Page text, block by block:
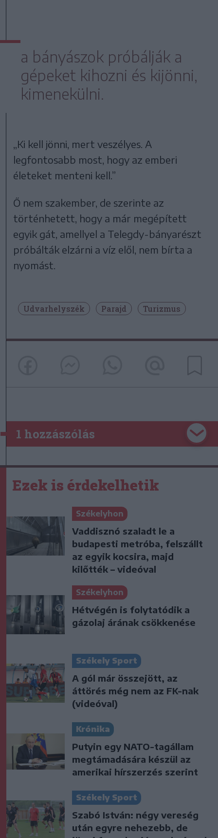
a bányászok próbálják a
gépeket kihozni és kijönni,
kimenekülni.
„Ki kell jönni, mert veszélyes. A
legfontosabb most, hogy az emberi
életeket menteni kell.”
Ő nem szakember, de szerinte az
történhetett, hogy a már megépített
egyik gát, amellyel a Telegdy-bányarészt
próbálták elzárni a víz elől, nem bírta a
nyomást.
Udvarhelyszék Parajd Turizmus
1 hozzászólás
Ezek is érdekelhetik
Székelyhon
Vaddisznó szaladt le a
budapesti metróba, felszállt
az egyik kocsira, majd
kilőtték – videóval
Székelyhon
Hétvégén is folytatódik a
gázolaj árának csökkenése
Székely Sport
A gól már összejött, az
áttörés még nem az FK-nak
(videóval)
Krónika
Putyin egy NATO-tagállam
megtámadására készül az
amerikai hírszerzés szerint
Székely Sport
Szabó István: négy vereség
után egyre nehezebb, de